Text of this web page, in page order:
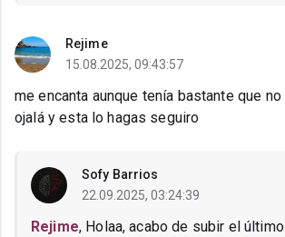
Rejime
15.08.2025, 09:43:57
me encanta aunque tenía bastante que
ojalá y esta lo hagas seguiro
Sofy Barrios
22.09.2025, 03:24:39
Rejime, Holaa, acabo de subir el